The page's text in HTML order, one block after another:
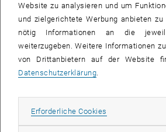
EMBA Online Info Session mit Dekan
28 Juli 2026
28
JULI 26
16:00-bis
17:00
INFORMATIONSVERANSTALTUNG Online, via
Website zu analysieren und um
und zielgerichtete Werbung anbieten
nötig Informationen an die
weiterzugeben. Weitere Informationen
von Drittanbietern auf der Website
Datenschutzerklärung
Erforderliche Cookies Erforderliche